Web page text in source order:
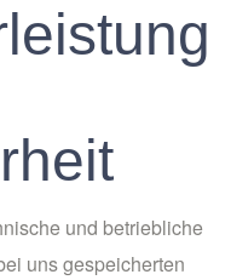
und betriebliche
uns gespeicherten